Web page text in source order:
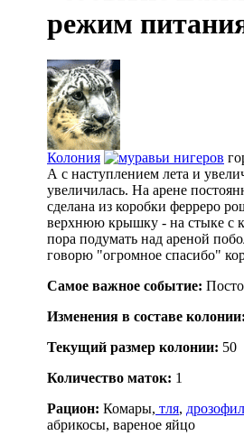
режим
Колония нигеров
А с наступлением лета и
увеличилась. На арене
сделана из коробки ферреро
верхнюю крышку - на стыке с
пора подумать над ареной
говорю "огромное спасибо"
Самое важное событие:
Изменения в составе
Текущий размер кoлонии: 50
Количество маток: 1
Рацион: Комары, тля,
абрикосы, вареное яйцо